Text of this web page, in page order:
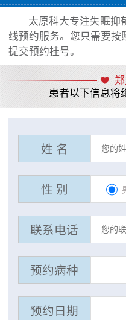
太原科大专注失眠抑
线预约服务。您只需要
提交预约挂号。
患者以下信息将
姓 名
性 别
联系电话
预约病种
预约日期